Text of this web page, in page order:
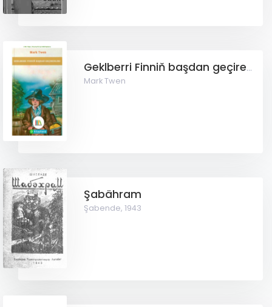
Geklberri Finniň başdan geçirenleri
Mark Twen
Şabähram
Şabende,1943